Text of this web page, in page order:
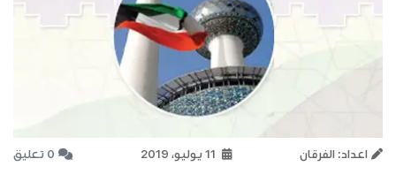
اعداد: الفرقان 0 تعليق